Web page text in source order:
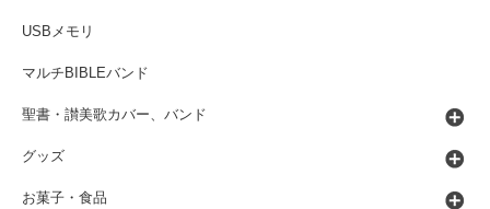
USBメモリ
マルチBIBLEバンド
聖書・讃美歌カバー、バンド
グッズ
お菓子・食品